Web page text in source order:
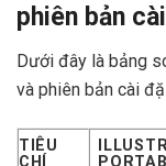
phiên bản
Dưới đây là bảng
và phiên bản cài
TIÊU
CHÍ